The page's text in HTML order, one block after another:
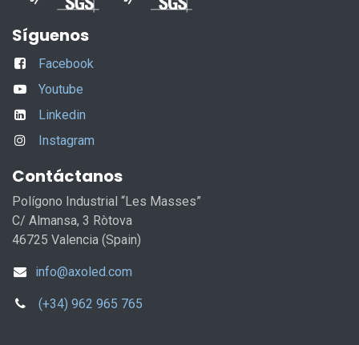
Síguenos
Facebook
Youtube
Linkedin
Instagram
Contáctanos
Polígono Industrial “Les Masses”
C/ Almansa, 3 Ròtova
46725 Valencia (Spain)
info@axoled.com
(+34) 962 965 765